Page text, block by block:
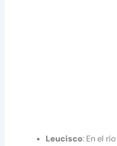
Leucisco: En el